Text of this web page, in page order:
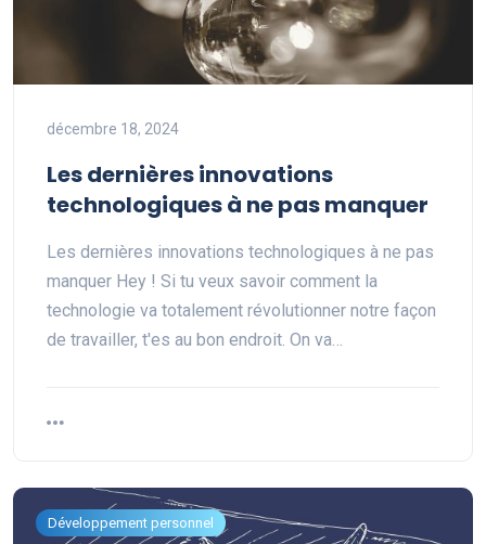
décembre 18, 2024
Les dernières innovations
technologiques à ne pas manquer
Les dernières innovations technologiques à ne pas
manquer Hey ! Si tu veux savoir comment la
technologie va totalement révolutionner notre façon
de travailler, t'es au bon endroit. On va…
Développement personnel